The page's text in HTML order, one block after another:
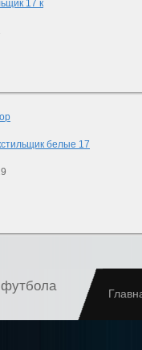
17 к
белые 17